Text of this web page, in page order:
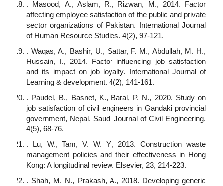
. Masood, A., Aslam, R., Rizwan, M., 2014. Factor
affecting employee satisfaction of the public and private
sector organizations of Pakistan. International Journal
of Human Resource Studies. 4(2), 97-121.
. Waqas, A., Bashir, U., Sattar, F. M., Abdullah, M. H.,
Hussain, I., 2014. Factor influencing job satisfaction
and its impact on job loyalty. International Journal of
Learning & development. 4(2), 141-161.
. Paudel, B., Basnet, K., Baral, P. N., 2020. Study on
job satisfaction of civil engineers in Gandaki provincial
government, Nepal. Saudi Journal of Civil Engineering.
4(5), 68-76.
. Lu, W., Tam, V. W. Y., 2013. Construction waste
management policies and their effectiveness in Hong
Kong: A longitudinal review. Elsevier, 23, 214-223.
. Shah, M. N., Prakash, A., 2018. Developing generic